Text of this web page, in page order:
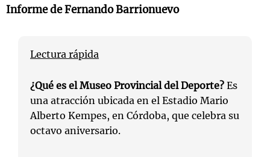
Informe de Fernando Barrionuevo
Lectura rápida
¿Qué es el Museo Provincial del Deporte? Es
una atracción ubicada en el Estadio Mario
Alberto Kempes, en Córdoba, que celebra su
octavo aniversario.